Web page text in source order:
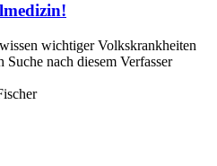
wichtiger Volkskrankheiten
Suche nach diesem Verfasser